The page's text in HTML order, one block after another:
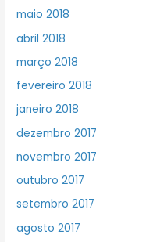
maio 2018
abril 2018
março 2018
fevereiro 2018
janeiro 2018
dezembro 2017
novembro 2017
outubro 2017
setembro 2017
agosto 2017